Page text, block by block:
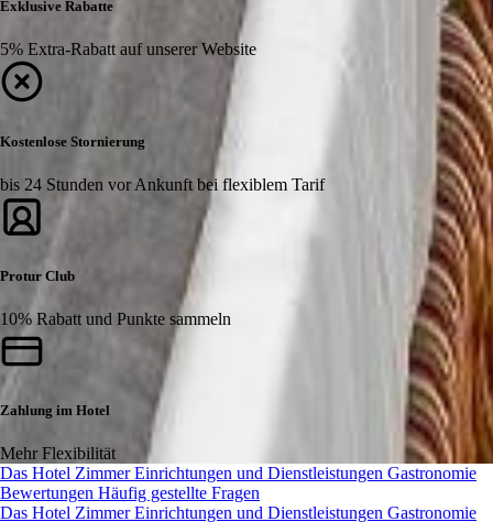
Exklusive Rabatte
5% Extra-Rabatt auf unserer Website
Kostenlose Stornierung
bis 24 Stunden vor Ankunft bei flexiblem Tarif
Protur Club
10% Rabatt und Punkte sammeln
Zahlung im Hotel
Mehr Flexibilität
Das Hotel ZimmerEinrichtungen und Dienstleistungen Gastronomie
Bewertungen Häufig gestellte Fragen
Das Hotel ZimmerEinrichtungen und Dienstleistungen Gastronomie